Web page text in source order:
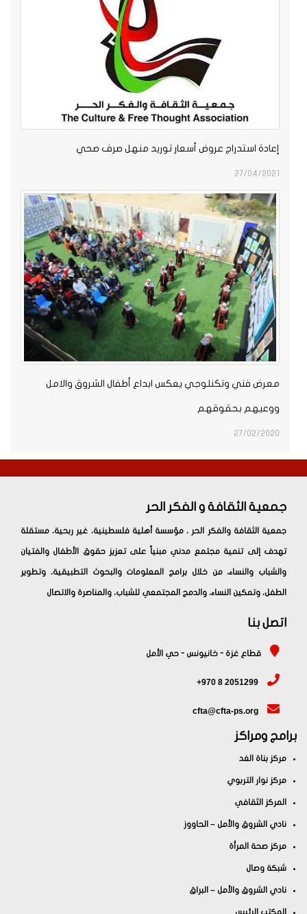
إعادة استدراج عروض أسعار توريد منهل صرف صحي
27/04/2021
معرض فني وتكنلوجي يعكس ابداع أطفال الشروق والامل
ووعيهم بحقوقهم
27/02/2020
جمعية الثقافة و الفكر الحر
جمعية الثقافة والفكر الحر ، مؤسسة أهلية فلسطينية، غير ربحية، مستقلة
تهدف إلى تنمية مجتمع مدني مبنياً على تعزيز حقوق الأطفال والفتيان
والشباب والنساء، من خلال برامج المعلومات والبحوث التطبيقية، وتطوير
الطفل، وتمكين النساء، والدمج المجتمعي للشباب، والمناصرة والاتصال
اتصل بنا
قطاع غزة - خانيونس - حي الأمل
+970 8 2051299
cfta@cfta-ps.org
برامج ومراكز
مركز بناة الغد
مركز نوار التربوي
المركز الثقافي
نادي الشروق والأمل – الحاووز
مركز صحة المرأة
شبكة وصال
نادي الشروق والأمل – البراق
المكتب الرئيس